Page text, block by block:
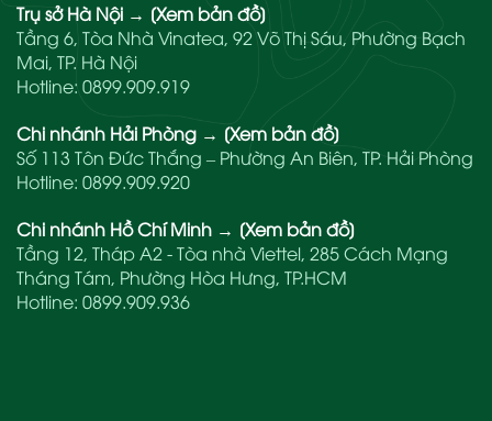
Trụ sở Hà Nội → [Xem bản đồ]
Tầng 6, Tòa Nhà Vinatea, 92 Võ Thị Sáu, Phường Bạch
Mai, TP. Hà Nội
Hotline: 0899.909.919
Chi nhánh Hải Phòng → [Xem bản đồ]
Số 113 Tôn Đức Thắng – Phường An Biên, TP. Hải Phòng
Hotline: 0899.909.920
Chi nhánh Hồ Chí Minh → [Xem bản đồ]
Tầng 12, Tháp A2 - Tòa nhà Viettel, 285 Cách Mạng
Tháng Tám, Phường Hòa Hưng, TP.HCM
Hotline: 0899.909.936